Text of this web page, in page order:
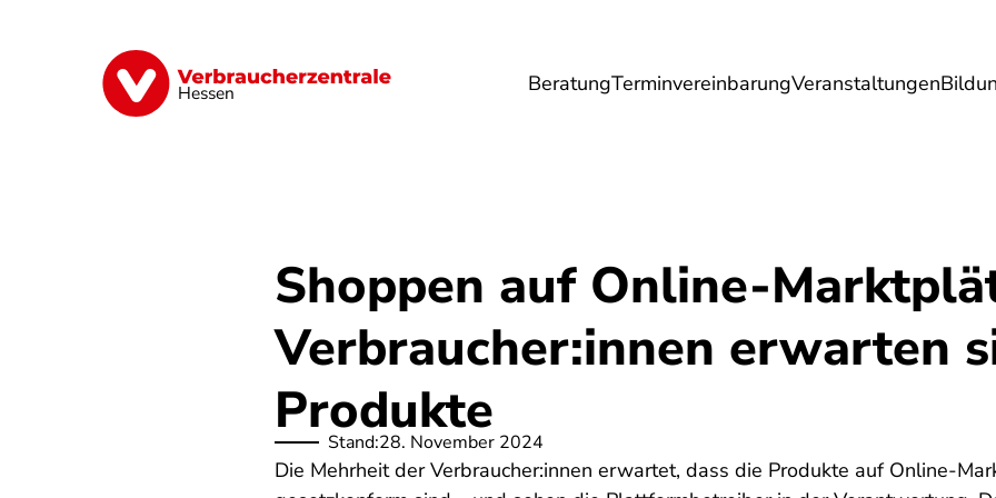
Hessen BeratungTerminvereinbarungVeranstaltungen
Digitales Energie Finanzen Gesundheit Lebensmittel Reise
Shoppen auf Online-
Verbraucher:innen erwarten
Produkte
Stand:28. November 2024
Die Mehrheit der Verbraucher:innen erwartet, dass die Produkte auf Online-